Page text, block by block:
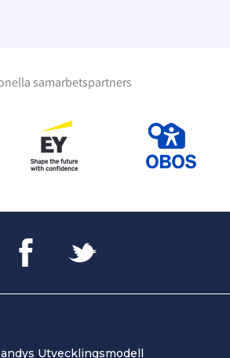
samarbetspartners
Utvecklingsmodell